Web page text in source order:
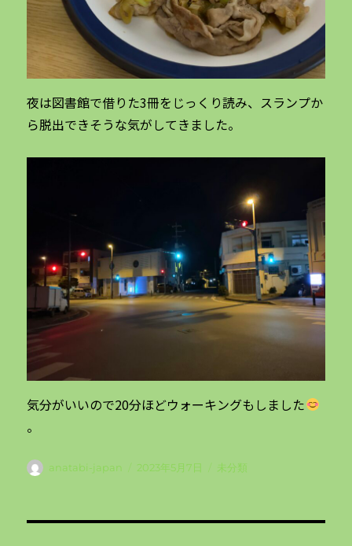
夜は図書館で借りた3冊をじっくり読み、スランプか
ら脱出できそうな気がしてきました。
気分がいいので20分ほどウォーキングもしました
。
投
anatabi-japan
投
2023年5月7日
カ
未分類